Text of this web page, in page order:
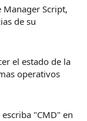
Manager Script,
de su
el estado de la
operativos
"CMD" en